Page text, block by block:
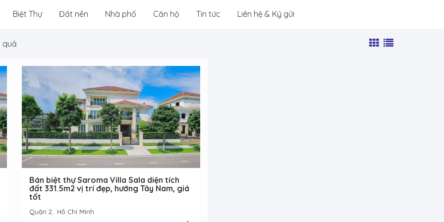
Biệt Thự Đất nền Nhà phố Căn hộ Tin tức Liên hệ & Ký gửi
quả
Bán biệt thự Saroma Villa Sala diện tích
đất 331.5m2 vị trí đẹp, hướng Tây Nam, giá
tốt
Quận 2 Hồ Chí Minh